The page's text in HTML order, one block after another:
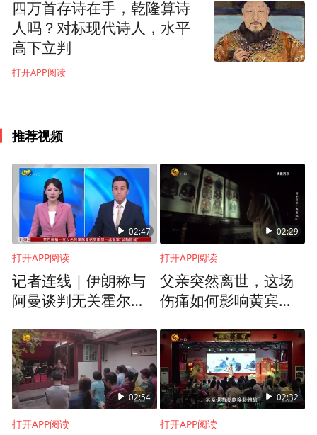
日又称之，以验夏中之肥瘠。”
立夏“称人”还有祈求健康长命的寓意。在秤
话。秤老人要说“秤花八十七，活到九十
一”。秤姑娘要说“一百零五斤，员外人家找
上门。勿肯勿肯偏勿肯，状元公子有缘分。”
秤小孩则要说“秤花一打二十三，小官人长大
四万首存诗在手，乾隆算诗
人吗？对标现代诗人，水平
高下立判
打开APP阅读
推荐视频
02:47
打开APP阅读
记者连线｜伊朗称与
阿曼谈判无关霍尔木
02:29
打开APP阅读
父亲突然离世，这场
伤痛如何影响黄宾
02:54
打开APP阅读
02:32
打开APP阅读